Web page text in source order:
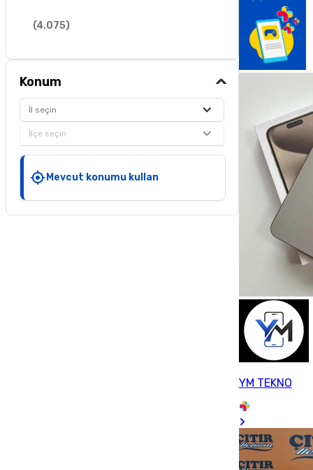
(4.075)
Konum
İl seçin
İlçe seçin
Mevcut konumu kullan
YM TEKNO